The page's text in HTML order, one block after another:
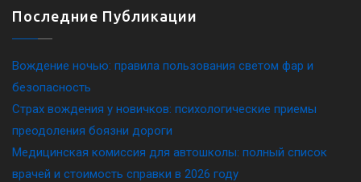
Последние Публикации
Вождение ночью: правила пользования светом фар и
безопасность
Страх вождения у новичков: психологические приемы
преодоления боязни дороги
Медицинская комиссия для автошколы: полный список
врачей и стоимость справки в 2026 году